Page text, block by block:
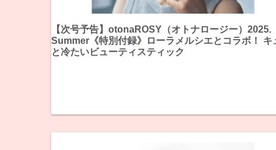
【次号予告】otonaROSY（オトナロージー）2025.
Summer《特別付録》ローラメルシエとコラボ！ キ
と冷たいビューティスティック